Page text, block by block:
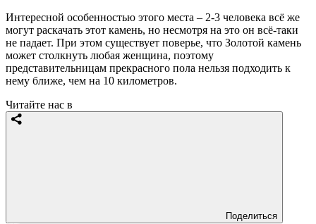
Интересной особенностью этого места – 2-3 человека всё же
могут раскачать этот камень, но несмотря на это он всё-таки
не падает. При этом существует поверье, что Золотой камень
может столкнуть любая женщина, поэтому
представительницам прекрасного пола нельзя подходить к
нему ближе, чем на 10 километров.
Читайте нас в
Поделиться